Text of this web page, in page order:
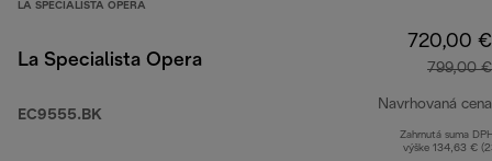
LA SPECIALISTA OPERA
La Specialista Opera
EC9555.BK
720,00 €
799,00 €
Navrhovaná cena
Zahrnutá suma
výške 134,63 €